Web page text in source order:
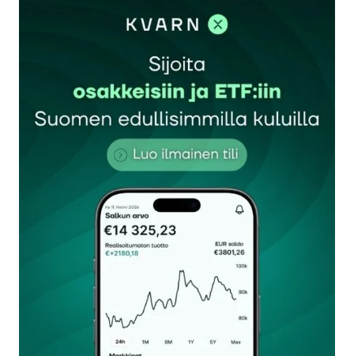
rekisteröityä
Sähköpostiosoitettasi ei julkaista.Pakolliset
kentät on merkitty*
Kommentti*
Nimesi tai nimimerkkisi